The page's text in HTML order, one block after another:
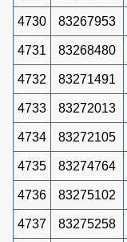
4730 83267953
4731 83268480
4732 83271491
4733 83272013
4734 83272105
4735 83274764
4736 83275102
4737 83275258